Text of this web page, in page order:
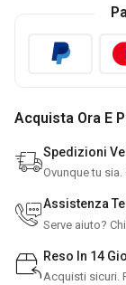
Acquista Ora E
Spedizioni
Ovunque tu
Assistenza
Serve aiuto?
Reso In 14
Acquisti sicuri.
Sei libero di
Per sapere
Necessari
Statistici
Marketing